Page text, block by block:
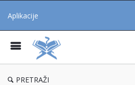
Aplikacije
PRETRAŽI